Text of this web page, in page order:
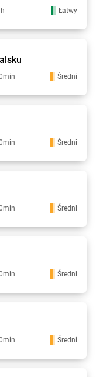
Łatwy
Średni
Średni
Średni
Średni
Średni